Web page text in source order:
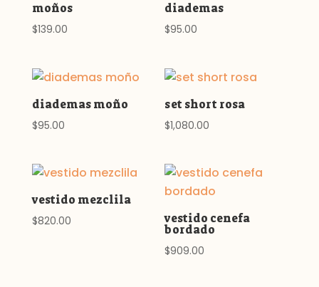
moños
$139.00
diademas
$95.00
diademas moño
$95.00
set short rosa
$1,080.00
vestido mezclila
$820.00 vestido cenefa
bordado
$909.00